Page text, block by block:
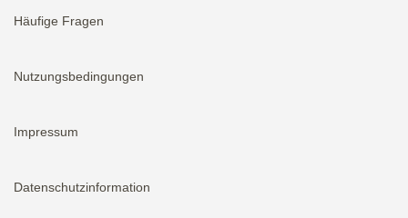
Häufige Fragen
Nutzungsbedingungen
Impressum
Datenschutzinformation